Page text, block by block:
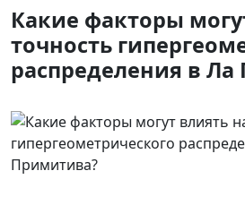
Какие факторы
точность
распределения в